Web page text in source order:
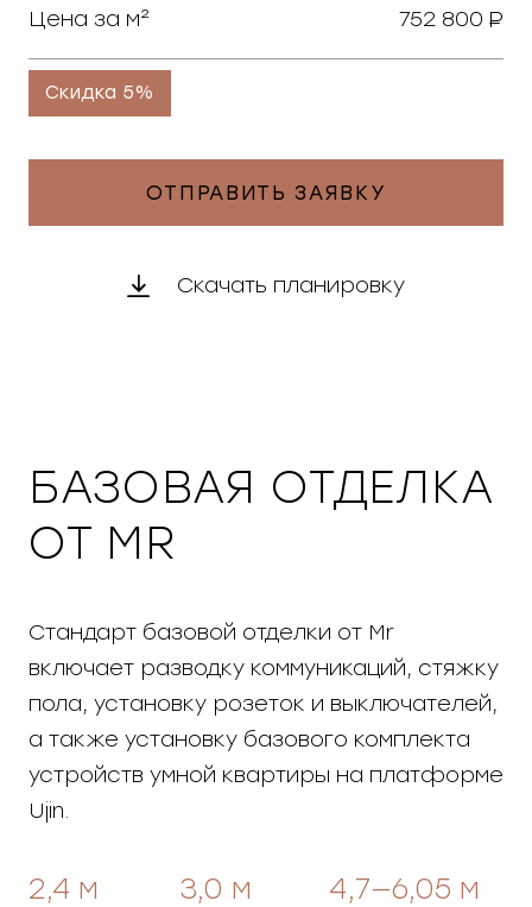
Цена за м² 752 800
Скидка 5%
ОТПРАВИТЬ ЗАЯВКУ
Скачать планировку
БАЗОВАЯ ОТДЕЛКА
ОТ MR
Стандарт базовой отделки от Mr
включает разводку коммуникаций, стяжку
пола, установку розеток и выключателей,
а также установку базового комплекта
устройств умной квартиры на платформе
Ujin.
2,4 м 3,0 м 4,7—6,05 м